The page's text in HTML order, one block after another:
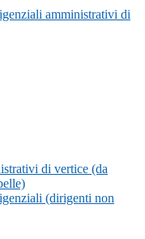
amministrativi di
di vertice (da
(dirigenti non